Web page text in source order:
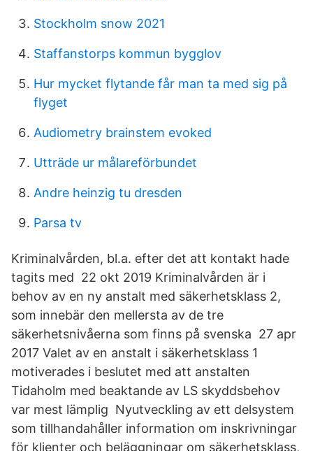
Stockholm snow 2021
Staffanstorps kommun bygglov
Hur mycket flytande får man ta med sig på
flyget
Audiometry brainstem evoked
Utträde ur målareförbundet
Andre heinzig tu dresden
Parsa tv
Kriminalvården, bl.a. efter det att kontakt hade
tagits med 22 okt 2019 Kriminalvården är i
behov av en ny anstalt med säkerhetsklass 2,
som innebär den mellersta av de tre
säkerhetsnivåerna som finns på svenska 27 apr
2017 Valet av en anstalt i säkerhetsklass 1
motiverades i beslutet med att anstalten
Tidaholm med beaktande av LS skyddsbehov
var mest lämplig Nyutveckling av ett delsystem
som tillhandahåller information om inskrivningar
för klienter och beläggningar om säkerhetsklass,